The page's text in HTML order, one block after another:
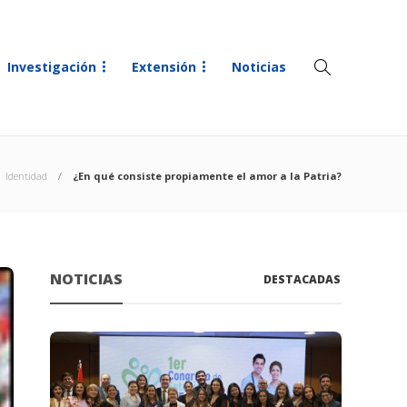
Investigación Extensión Noticias
Identidad ¿En qué consiste propiamente el amor a la Patria?
NOTICIAS DESTACADAS